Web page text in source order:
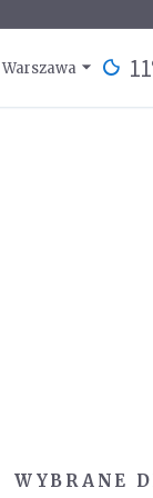
Warszawa 11
WYBRANE